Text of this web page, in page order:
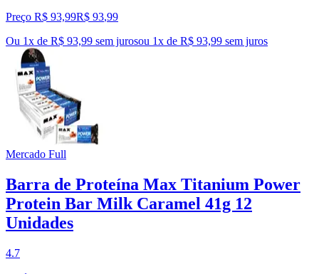
Preço R$ 93,99R$ 93,99
Ou 1x de R$ 93,99 sem jurosou 1x de R$ 93,99 sem juros
Mercado Full
Barra de Proteína Max Titanium Power
Protein Bar Milk Caramel 41g 12
Unidades
4.7